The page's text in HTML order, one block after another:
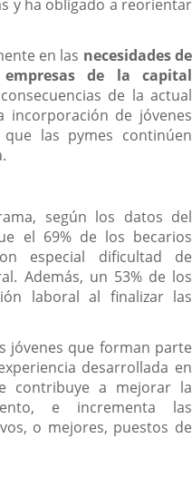
y ha obligado a reorientar
en las necesidades de
de la capital
de la actual
incorporación de jóvenes
las pymes continúen
según los datos del
el 69% de los becarios
especial dificultad de
Además, un 53% de los
laboral al finalizar las
jóvenes que forman parte
desarrollada en
contribuye a mejorar la
e incrementa las
o mejores, puestos de